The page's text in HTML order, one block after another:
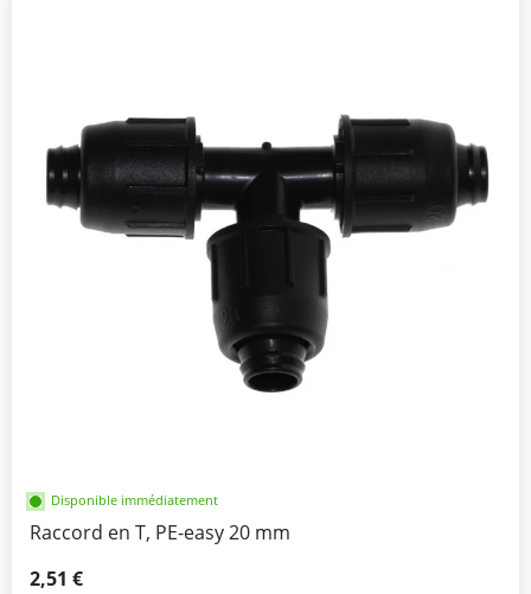
Disponible immédiatement
Raccord en T, PE-easy 20 mm
2,51 €